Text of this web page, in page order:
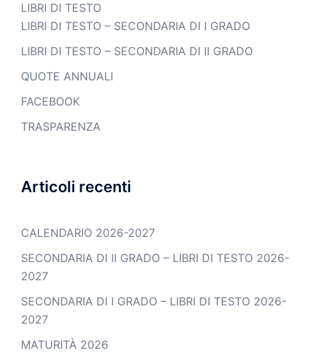
LIBRI DI TESTO
LIBRI DI TESTO – SECONDARIA DI I GRADO
LIBRI DI TESTO – SECONDARIA DI II GRADO
QUOTE ANNUALI
FACEBOOK
TRASPARENZA
Articoli recenti
CALENDARIO 2026-2027
SECONDARIA DI II GRADO – LIBRI DI TESTO 2026-
2027
SECONDARIA DI I GRADO – LIBRI DI TESTO 2026-
2027
MATURITÀ 2026